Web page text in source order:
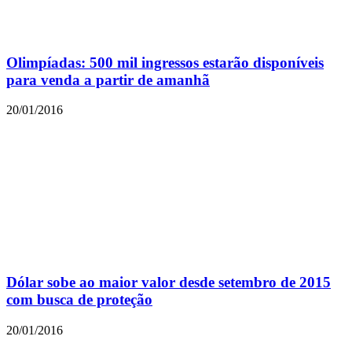
Olimpíadas: 500 mil ingressos estarão disponíveis
para venda a partir de amanhã
20/01/2016
Dólar sobe ao maior valor desde setembro de 2015
com busca de proteção
20/01/2016